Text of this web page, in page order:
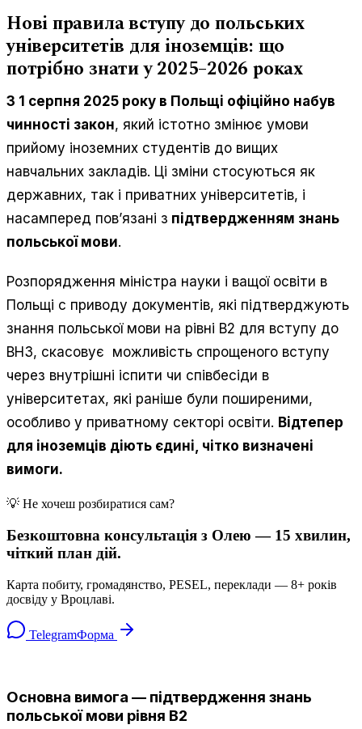
Нові правила вступу до польських
університетів для іноземців: що
потрібно знати у 2025–2026 роках
З 1 серпня 2025 року в Польщі офіційно набув
чинності закон, який істотно змінює умови
прийому іноземних студентів до вищих
навчальних закладів. Ці зміни стосуються як
державних, так і приватних університетів, і
насамперед пов’язані з підтвердженням знань
польської мови.
Розпорядження міністра науки і ващої освіти в
Польщі с приводу документів, які підтверджують
знання польської мови на рівні В2 для вступу до
ВНЗ, скасовує можливість спрощеного вступу
через внутрішні іспити чи співбесіди в
університетах, які раніше були поширеними,
особливо у приватному секторі освіти. Відтепер
для іноземців діють єдині, чітко визначені
вимоги.
💡 Не хочеш розбиратися сам?
Безкоштовна консультація з Олею — 15 хвилин,
чіткий план дій.
Карта побиту, громадянство, PESEL, переклади — 8+ років
досвіду у Вроцлаві.
TelegramФорма
Основна вимога — підтвердження знань
польської мови рівня B2